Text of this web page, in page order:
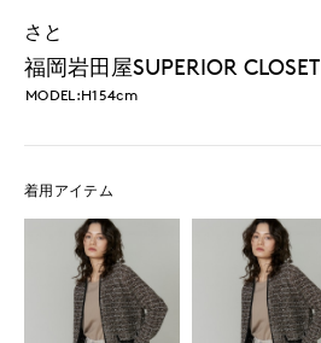
さと
福岡岩田屋SUPERIOR CLOSET
MODEL:H154cm
着用アイテム